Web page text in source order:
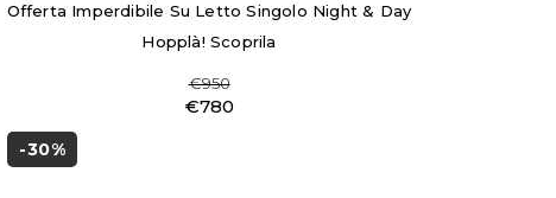
Offerta Imperdibile Su Letto Singolo Night & Day
Hopplà! Scoprila
€950
€780
-30%